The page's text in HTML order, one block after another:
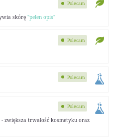
skórę "pełen opis"
Polecam
Polecam
Polecam
zwiększa trwałość kosmetyku oraz
Polecam